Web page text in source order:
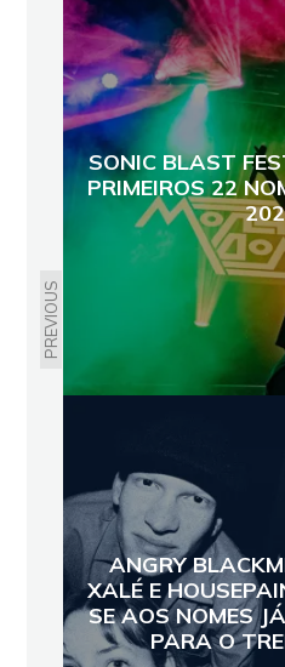
PREVIOUS
SONIC BLAST
PRIMEIROS 22
ANGRY
XALÉ E
SE AOS NOMES
PARA O